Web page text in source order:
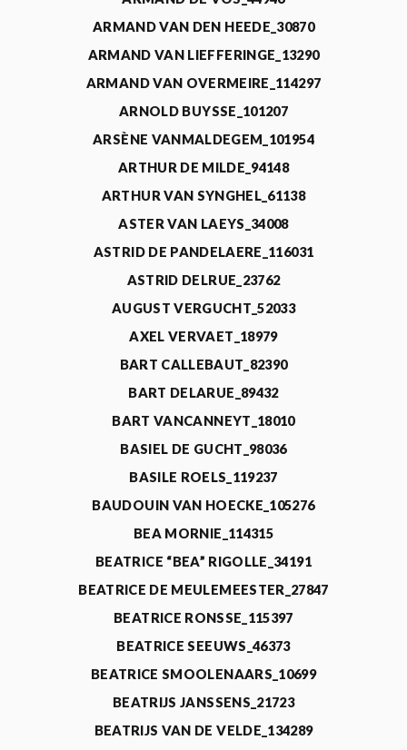
ARMAND VAN DEN HEEDE_30870
ARMAND VAN LIEFFERINGE_13290
ARMAND VAN OVERMEIRE_114297
ARNOLD BUYSSE_101207
ARSÈNE VANMALDEGEM_101954
ARTHUR DE MILDE_94148
ARTHUR VAN SYNGHEL_61138
ASTER VAN LAEYS_34008
ASTRID DE PANDELAERE_116031
ASTRID DELRUE_23762
AUGUST VERGUCHT_52033
AXEL VERVAET_18979
BART CALLEBAUT_82390
BART DELARUE_89432
BART VANCANNEYT_18010
BASIEL DE GUCHT_98036
BASILE ROELS_119237
BAUDOUIN VAN HOECKE_105276
BEA MORNIE_114315
BEATRICE “BEA” RIGOLLE_34191
BEATRICE DE MEULEMEESTER_27847
BEATRICE RONSSE_115397
BEATRICE SEEUWS_46373
BEATRICE SMOOLENAARS_10699
BEATRIJS JANSSENS_21723
BEATRIJS VAN DE VELDE_134289